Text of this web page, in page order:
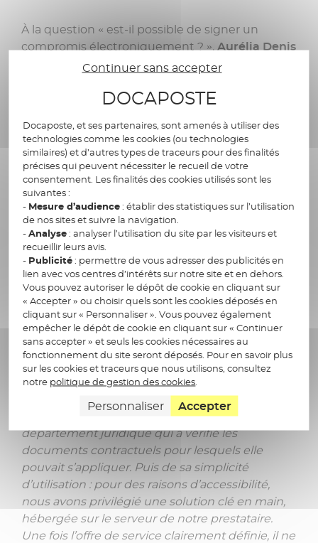
À la question « est-il possible de signer un
compromis électroniquement ? »,Aurélia Denis
répond oui, « grâce à la réglementation qui
électronique », précise laChargée de mission
« C’est surtout très opportun, au regard des
nombreux avantages liés à cette solution
innovante. C’est pour cela que notre syndicat n’a
pas hésité à la recommander à tous ses
adhérents. Cette recommandation s’inscrit dans
le cadre du soutien apporté par le syndicat à ses
adhérents. Soucieux de les accompagner
efficacement dans leur fonctionnement, nous
avons à cœur de proposer des solutions
permettant de gagner en efficacité, d’améliorer
leur qualité de service ou encore de se
démarquer de la concurrence. Pour la signature
électronique, nous avons dans un premier
temps lancé un appel d’offre puis sélectionné la
solution de signature électronique la mieux
adaptée à notre métier. Au regard de la
réglementation d’abord, avec l’aide de notre
département juridique qui a vérifié les
documents contractuels pour lesquels elle
pouvait s’appliquer. Puis de sa simplicité
d’utilisation : pour des raisons d’accessibilité,
nous avons privilégié une solution clé en main,
hébergée sur le serveur de notre prestataire.
Une fois l’offre de service clairement définie, il ne
Continuer sans accepter
DOCAPOSTE
Docaposte, et ses partenaires, sont amenés à utiliser des
technologies comme les cookies (ou technologies
similaires) et d’autres types de traceurs pour des finalités
précises qui peuvent nécessiter le recueil de votre
consentement. Les finalités des cookies utilisés sont les
suivantes :
- Mesure d’audience: établir des statistiques sur l’utilisation
de nos sites et suivre la navigation.
- Analyse: analyser l’utilisation du site par les visiteurs et
recueillir leurs avis.
- Publicité: permettre de vous adresser des publicités en
lien avec vos centres d’intérêts sur notre site et en dehors.
Vous pouvez autoriser le dépôt de cookie en cliquant sur
« Accepter » ou choisir quels sont les cookies déposés en
cliquant sur « Personnaliser ». Vous pouvez également
empêcher le dépôt de cookie en cliquant sur « Continuer
sans accepter » et seuls les cookies nécessaires au
fonctionnement du site seront déposés. Pour en savoir plus
sur les cookies et traceurs que nous utilisons, consultez
notre politique de gestion des cookies
Personnaliser Accepter